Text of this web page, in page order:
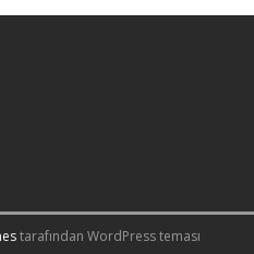
tarafından WordPress teması